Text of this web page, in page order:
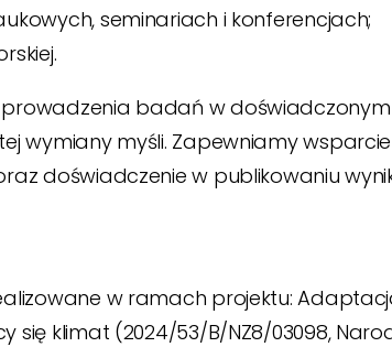
seminariach i konferencjach;
badań w
wymiany myśli. Zapewniamy
doświadczenie w publikowaniu
w ramach projektu:
się klimat (2024/53/B/NZ8/03098,